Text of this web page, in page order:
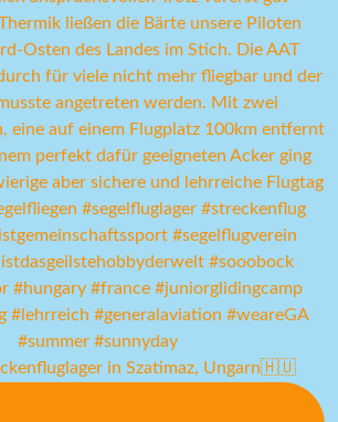
in Szatimaz, Ungarn🇭🇺